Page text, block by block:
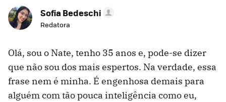
Sofia Bedeschi
Redatora
Olá, sou o Nate, tenho 35 anos e, pode-se dizer
que não sou dos mais espertos. Na verdade, essa
frase nem é minha. É engenhosa demais para
alguém com tão pouca inteligência como eu,